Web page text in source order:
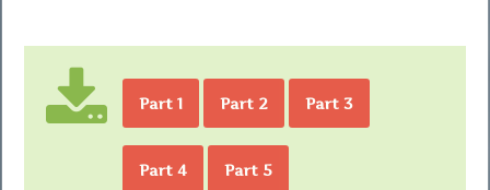
Part 1 Part 2 Part 3
Part 4 Part 5